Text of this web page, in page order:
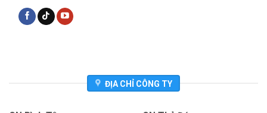
ĐỊA CHỈ CÔNG TY